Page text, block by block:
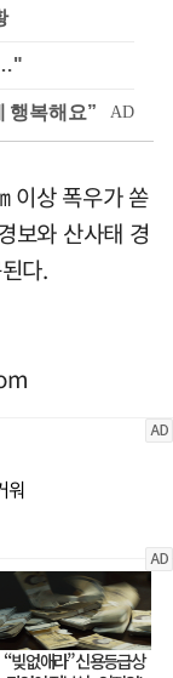
…"
이상 폭우가 쏟
보와 산사태 경
다.